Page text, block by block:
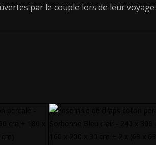
cm)
par le couple lors de leur